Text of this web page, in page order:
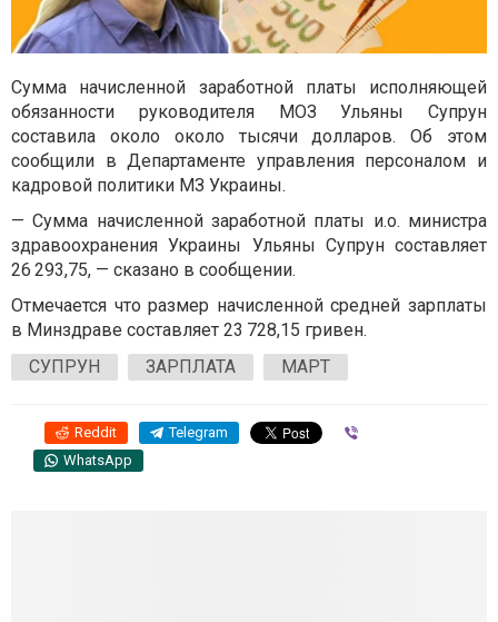
Сумма начисленной заработной платы исполняющей
обязанности руководителя МОЗ Ульяны Супрун
составила около около тысячи долларов. Об этом
сообщили в Департаменте управления персоналом и
кадровой политики МЗ Украины.
— Сумма начисленной заработной платы и.о. министра
здравоохранения Украины Ульяны Супрун составляет
26 293,75, — сказано в сообщении.
Отмечается что размер начисленной средней зарплаты
в Минздраве составляет 23 728,15 гривен.
СУПРУН
ЗАРПЛАТА МАРТ
Reddit Telegram
WhatsApp